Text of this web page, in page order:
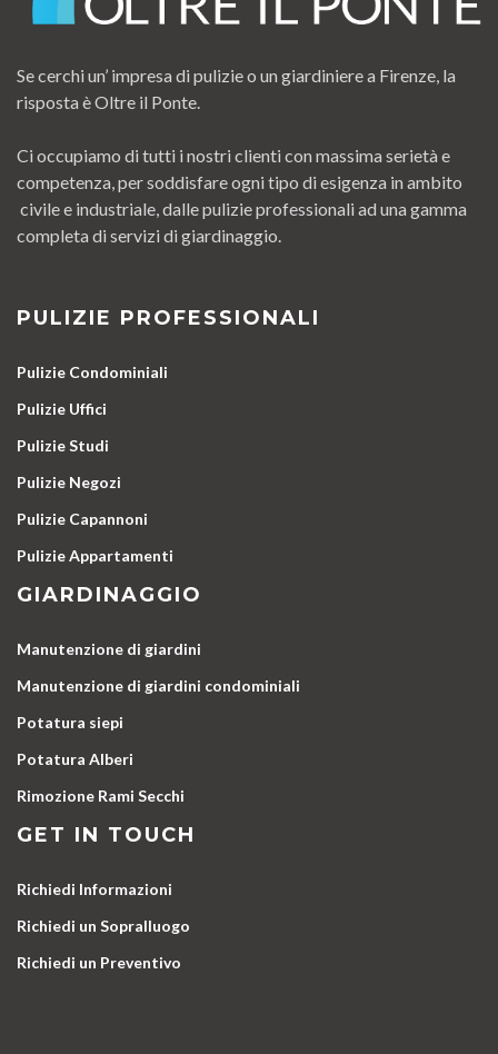
Se cerchi un’ impresa di pulizie o un giardiniere a Firenze, la
risposta è Oltre il Ponte.
Ci occupiamo di tutti i nostri clienti con massima serietà e
competenza, per soddisfare ogni tipo di esigenza in ambito
civile e industriale, dalle pulizie professionali ad una gamma
completa di servizi di giardinaggio.
PULIZIE PROFESSIONALI
Pulizie Condominiali
Pulizie Uffici
Pulizie Studi
Pulizie Negozi
Pulizie Capannoni
Pulizie Appartamenti
GIARDINAGGIO
Manutenzione di giardini
Manutenzione di giardini condominiali
Potatura siepi
Potatura Alberi
Rimozione Rami Secchi
GET IN TOUCH
Richiedi Informazioni
Richiedi un Sopralluogo
Richiedi un Preventivo